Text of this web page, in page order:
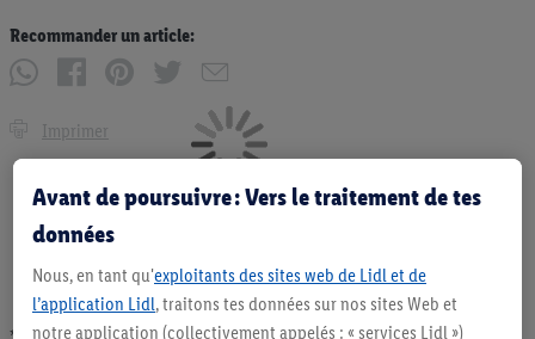
Recommander un article:
Imprimer
Avant de poursuivre : Vers le traitement de tes
données
Nous, en tant qu'exploitants des sites web de Lidl et de
l’application Lidl, traitons tes données sur nos sites Web et
notre application (collectivement appelés : « services Lidl »)